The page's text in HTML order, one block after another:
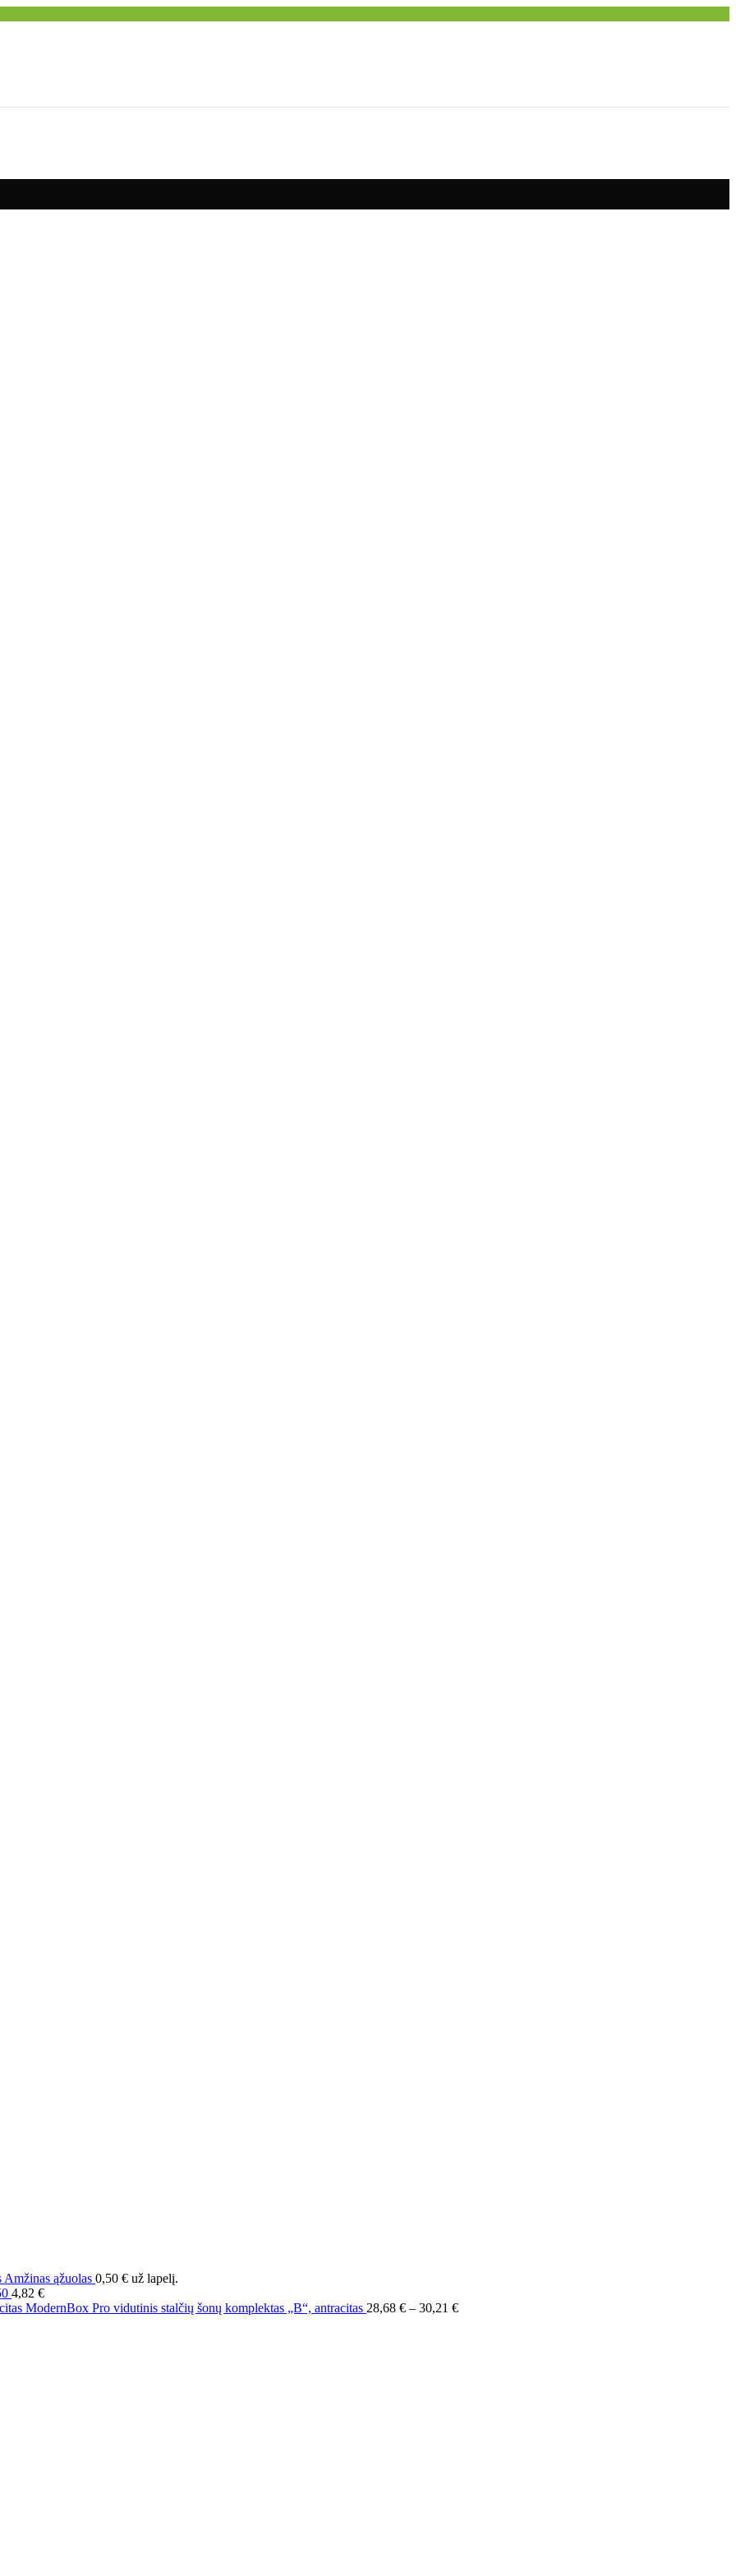
ąžuolas 0,50 € už lapelį.
4,82 €
ModernBox Pro vidutinis stalčių šonų komplektas „B“, antracitas 28,68 € – 30,21 €Price